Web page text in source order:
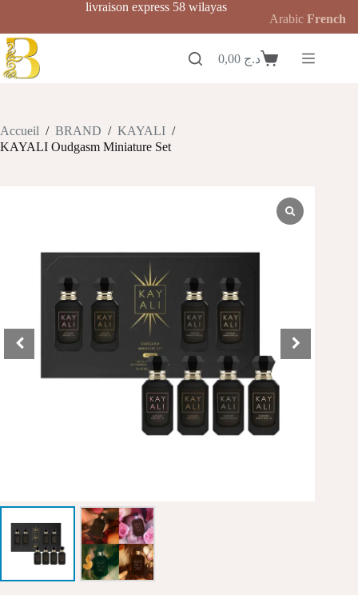
contenu
livraison express 58 wilayas
Panierد.ج
Accueil / BRAND / KAYALI /
KAYALI Oudgasm Miniature Set
Arabic French